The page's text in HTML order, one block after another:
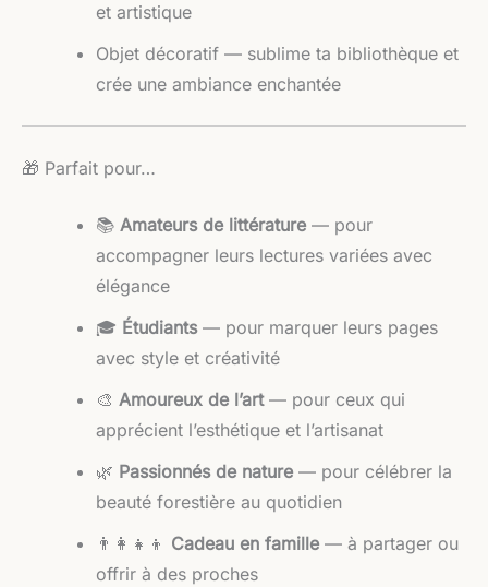
et artistique
Objet décoratif — sublime ta bibliothèque et
crée une ambiance enchantée
🎁 Parfait pour…
📚 Amateurs de littérature— pour
accompagner leurs lectures variées avec
élégance
🎓 Étudiants— pour marquer leurs pages
avec style et créativité
🎨 Amoureux de l’art— pour ceux qui
apprécient l’esthétique et l’artisanat
🌿 Passionnés de nature— pour célébrer la
beauté forestière au quotidien
👨‍👩‍👧‍👦 Cadeau en famille— à partager ou
offrir à des proches